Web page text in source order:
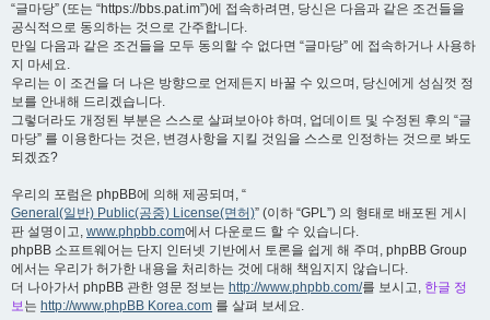
“글마당” (또는 “https://bbs.pat.im”)에 접속하려면, 당신은 다음과 같은 조건들을
공식적으로 동의하는 것으로 간주합니다.
만일 다음과 같은 조건들을 모두 동의할 수 없다면 “글마당” 에 접속하거나 사용하
지 마세요.
우리는 이 조건을 더 나은 방향으로 언제든지 바꿀 수 있으며, 당신에게 성심껏 정
보를 안내해 드리겠습니다.
그렇더라도 개정된 부분은 스스로 살펴보아야 하며, 업데이트 및 수정된 후의 “글
마당” 를 이용한다는 것은, 변경사항을 지킬 것임을 스스로 인정하는 것으로 봐도
되겠죠?
우리의 포럼은 phpBB에 의해 제공되며, “
General(일반) Public(공중) License(면허)” (이하 “GPL”) 의 형태로 배포된 게시
판 설명이고, www.phpbb.com에서 다운로드 할 수 있습니다.
phpBB 소프트웨어는 단지 인터넷 기반에서 토론을 쉽게 해 주며, phpBB Group
에서는 우리가 허가한 내용을 처리하는 것에 대해 책임지지 않습니다.
더 나아가서 phpBB 관한 영문 정보는 http://www.phpbb.com/를 보시고, 한글 정
보는 http://www.phpBB Korea.com 를 살펴 보세요.